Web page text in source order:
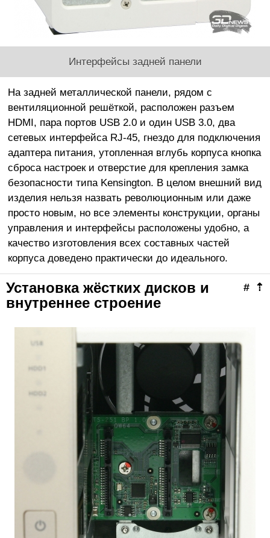
Интерфейсы задней панели
На задней металлической панели, рядом с
вентиляционной решёткой, расположен разъем
HDMI, пара портов USB 2.0 и один USB 3.0, два
сетевых интерфейса RJ-45, гнездо для подключения
адаптера питания, утопленная вглубь корпуса кнопка
сброса настроек и отверстие для крепления замка
безопасности типа Kensington. В целом внешний вид
изделия нельзя назвать революционным или даже
просто новым, но все элементы конструкции, органы
управления и интерфейсы расположены удобно, а
качество изготовления всех составных частей
корпуса доведено практически до идеального.
⇡
#
Установка жёстких дисков и
внутреннее строение